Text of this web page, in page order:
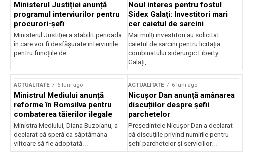
Ministerul Justiției anunță
programul interviurilor pentru
procurori-șefi
Ministerul Justiției a stabilit perioada
în care vor fi desfășurate interviurile
pentru funcțiile de...
Noul interes pentru fostul
Sidex Galați: Investitori mari
cer caietul de sarcini
Mai mulți investitori au solicitat
caietul de sarcini pentru licitația
combinatului siderurgic Liberty
Galați,...
ACTUALITATE 6 luni ago
Ministrul Mediului anunță
reforme în Romsilva pentru
combaterea tăierilor ilegale
Ministra Mediului, Diana Buzoianu, a
declarat că speră ca săptămâna
viitoare să fie adoptată...
ACTUALITATE 6 luni ago
Nicușor Dan anunță amânarea
discuțiilor despre șefii
parchetelor
Președintele Nicușor Dan a declarat
că discuțiile privind numirile pentru
șefii parchetelor și serviciilor...